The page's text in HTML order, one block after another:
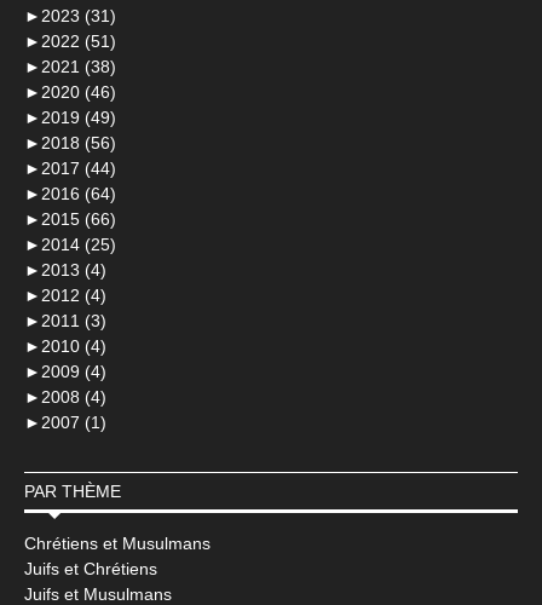
► 2023 (31)
► 2022 (51)
► 2021 (38)
► 2020 (46)
► 2019 (49)
► 2018 (56)
► 2017 (44)
► 2016 (64)
► 2015 (66)
► 2014 (25)
► 2013 (4)
► 2012 (4)
► 2011 (3)
► 2010 (4)
► 2009 (4)
► 2008 (4)
► 2007 (1)
PAR THÈME
Chrétiens et Musulmans
Juifs et Chrétiens
Juifs et Musulmans